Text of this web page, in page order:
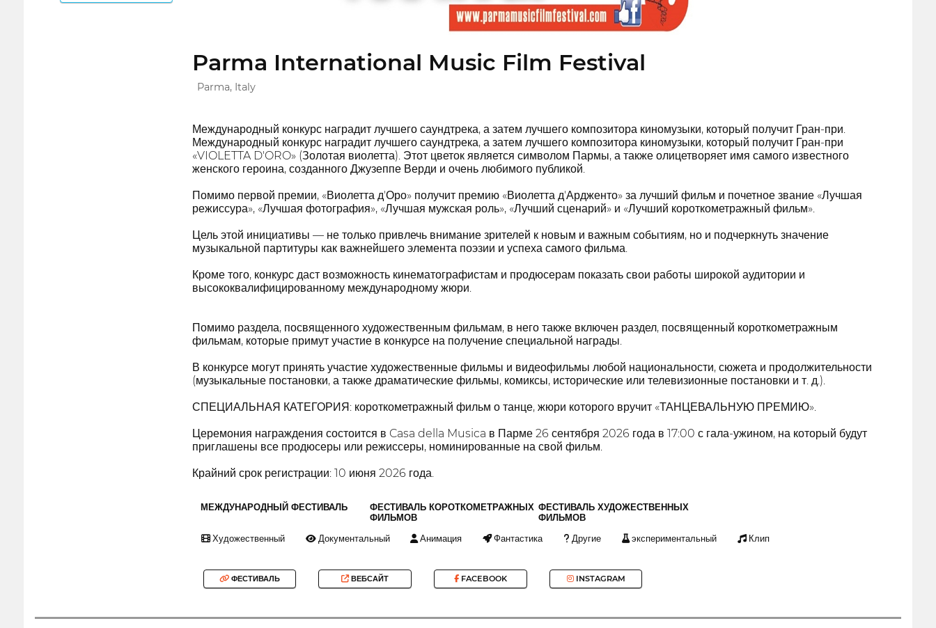
Parma International Music Film Festival
Parma, Italy
Международный конкурс наградит лучшего саундтрека, а затем лучшего композитора киномузыки, который получит Гран-при.
Международный конкурс наградит лучшего саундтрека, а затем лучшего композитора киномузыки, который получит Гран-при
«VIOLETTA D'ORO» (Золотая виолетта). Этот цветок является символом Пармы, а также олицетворяет имя самого известного
женского героина, созданного Джузеппе Верди и очень любимого публикой.
Помимо первой премии, «Виолетта д'Оро» получит премию «Виолетта д'Ардженто» за лучший фильм и почетное звание «Лучшая
режиссура», «Лучшая фотография», «Лучшая мужская роль», «Лучший сценарий» и «Лучший короткометражный фильм».
Цель этой инициативы — не только привлечь внимание зрителей к новым и важным событиям, но и подчеркнуть значение
музыкальной партитуры как важнейшего элемента поэзии и успеха самого фильма.
Кроме того, конкурс даст возможность кинематографистам и продюсерам показать свои работы широкой аудитории и
высококвалифицированному международному жюри.
Помимо раздела, посвященного художественным фильмам, в него также включен раздел, посвященный короткометражным
фильмам, которые примут участие в конкурсе на получение специальной награды.
В конкурсе могут принять участие художественные фильмы и видеофильмы любой национальности, сюжета и продолжительности
(музыкальные постановки, а также драматические фильмы, комиксы, исторические или телевизионные постановки и т. д.).
СПЕЦИАЛЬНАЯ КАТЕГОРИЯ: короткометражный фильм о танце, жюри которого вручит «ТАНЦЕВАЛЬНУЮ ПРЕМИЮ».
Церемония награждения состоится в Casa della Musica в Парме 26 сентября 2026 года в 17:00 с гала-ужином, на который будут
приглашены все продюсеры или режиссеры, номинированные на свой фильм.
Крайний срок регистрации: 10 июня 2026 года.
МЕЖДУНАРОДНЫЙ ФЕСТИВАЛЬ
ФЕСТИВАЛЬ КОРОТКОМЕТРАЖНЫХ
ФИЛЬМОВ
ФЕСТИВАЛЬ ХУДОЖЕСТВЕННЫХ
ФИЛЬМОВ
Художественный Документальный Анимация Фантастика Другие экспериментальный Клип
ФЕСТИВАЛЬ ВЕБСАЙТ FACEBOOK INSTAGRAM